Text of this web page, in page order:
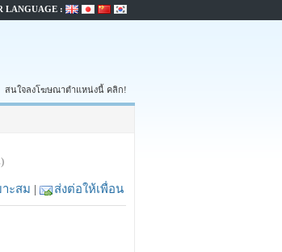
สนใจลงโฆษณาตำแหน่งนี้ คลิก!
LANGUAGE :
ะสม | ส่งต่อให้เพื่อน